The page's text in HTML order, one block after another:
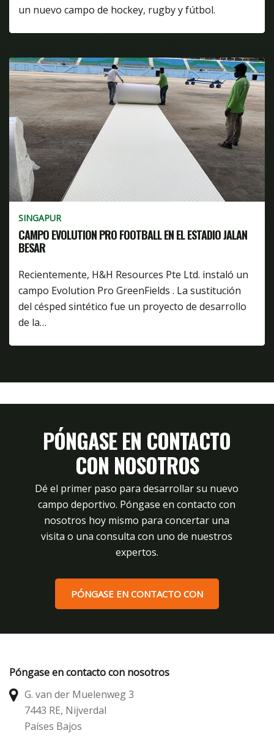
un nuevo campo de hockey, rugby y fútbol.
SINGAPUR
CAMPO EVOLUTION PRO FOOTBALL EN EL ESTADIO JALAN
BESAR
Recientemente, H&H Resources Pte Ltd. instaló un
campo Evolution Pro GreenFields . La sustitución
del césped sintético fue un proyecto de desarrollo
de la…
PÓNGASE EN CONTACTO
CON NOSOTROS
Dé el primer paso para desarrollar su nuevo
campo deportivo. Póngase en contacto con
nosotros hoy mismo para concertar una
visita o una consulta con uno de nuestros
expertos.
PÓNGASE EN CONTACTO CON
Póngase en contacto con nosotros
G. van der Muelenweg 3
7443 RE, Nijverdal
Países Bajos